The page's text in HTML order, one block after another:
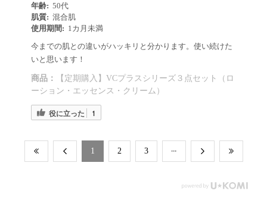
年齢: 50代
肌質: 混合肌
使用期間: 1カ月未満
今までの肌との違いがハッキリと分かります。使い続けた
いと思います！
商品：
【定期購入】VCプラスシリーズ３点セット（ロ
ーション・エッセンス・クリーム）
役に立った 1
​1 ​2 ​3